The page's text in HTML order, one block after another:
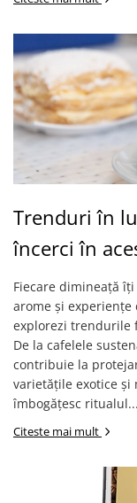
Trenduri în
încerci în
Fiecare dimineață
arome și experiențe
explorezi trendurile
De la cafelele
contribuie la
varietățile exotice și
îmbogățesc ritualul...
Citeste mai mult